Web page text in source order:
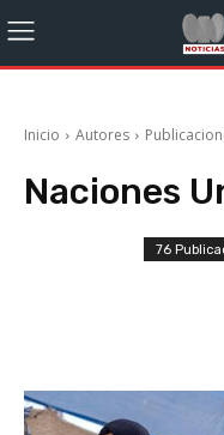
Inicio Autores
Naciones
76